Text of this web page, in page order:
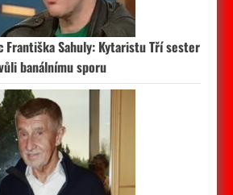
Františka Sahuly: Kytaristu Tří sester
banálnímu sporu